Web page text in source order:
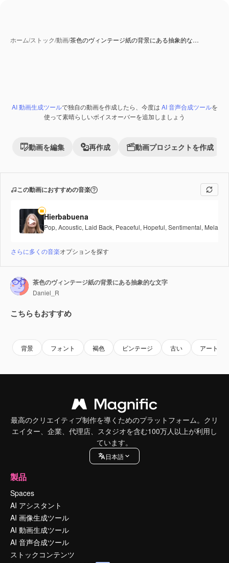
ホーム/ストック/動画/茶色のヴィンテージ紙の背景にある抽象的な…
Premium
AI 動画生成ツールで独自の動画を作成したら、今度は AI 音声合成ツールを
使って素晴らしいボイスオーバーを追加しましょう
動画を編集 再作成 動画プロジェクトを作成
この動画におすすめの音楽
Hierbabuena
Pop, Acoustic, Laid Back, Peaceful, Hopeful, Sentimental,
さらに多くの音楽オプションを探す
茶色のヴィンテージ紙の背景にある抽象的な文字
Daniel_R
こちらもおすすめ
背景 フォント 褐色 ビンテージ 古い アート
最高のクリエイティブ制作を導くためのプラットフォーム。クリ
エイター、企業、代理店、スタジオを含む100万人以上が利用し
ています。
日本語
製品
Spaces
AI アシスタント
AI 画像生成ツール
AI 動画生成ツール
AI 音声合成ツール
ストックコンテンツ